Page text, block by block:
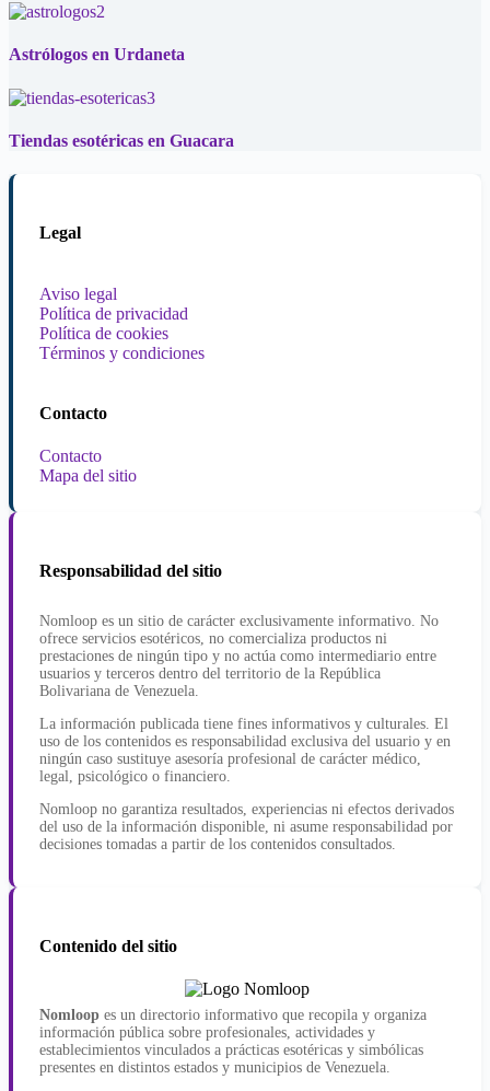
Astrólogos en Urdaneta
Tiendas esotéricas en Guacara
Legal
Aviso legal
Política de privacidad
Política de cookies
Términos y condiciones
Contacto
Contacto
Mapa del sitio
Responsabilidad del sitio
Nomloop es un sitio de carácter exclusivamente informativo. No
ofrece servicios esotéricos, no comercializa productos ni
prestaciones de ningún tipo y no actúa como intermediario entre
usuarios y terceros dentro del territorio de la República
Bolivariana de Venezuela.
La información publicada tiene fines informativos y culturales. El
uso de los contenidos es responsabilidad exclusiva del usuario y en
ningún caso sustituye asesoría profesional de carácter médico,
legal, psicológico o financiero.
Nomloop no garantiza resultados, experiencias ni efectos derivados
del uso de la información disponible, ni asume responsabilidad por
decisiones tomadas a partir de los contenidos consultados.
Contenido del sitio
Nomloop es un directorio informativo que recopila y organiza
información pública sobre profesionales, actividades y
establecimientos vinculados a prácticas esotéricas y simbólicas
presentes en distintos estados y municipios de Venezuela.